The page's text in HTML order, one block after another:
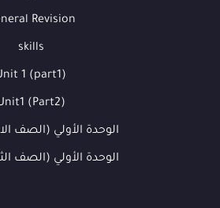
Revision
skills
1 (part1)
(Part2)
الوحدة الأولي (الصف
الوحدة الأولي (الصف